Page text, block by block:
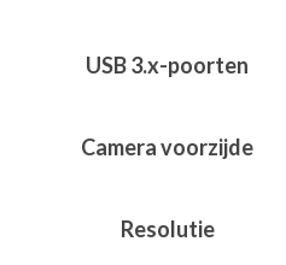
USB 3.x-poorten
Camera voorzijde
Resolutie